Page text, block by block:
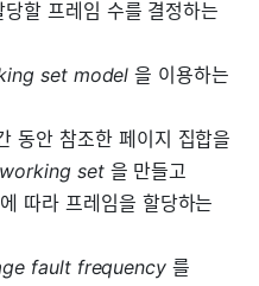
할 프레임 수를 결정하는
set model 을 이용하는
동안 참조한 페이지 집합을
working set을 만들고
따라 프레임을 할당하는
fault frequency 를